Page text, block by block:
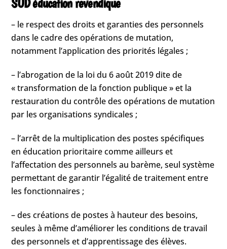
– le respect des droits et garanties des personnels
dans le cadre des opérations de mutation,
notamment l’application des priorités légales ;
– l’abrogation de la loi du 6 août 2019 dite de
« transformation de la fonction publique » et la
restauration du contrôle des opérations de mutation
par les organisations syndicales ;
– l’arrêt de la multiplication des postes spécifiques
en éducation prioritaire comme ailleurs et
l’affectation des personnels au barème, seul système
permettant de garantir l’égalité de traitement entre
les fonctionnaires ;
– des créations de postes à hauteur des besoins,
seules à même d’améliorer les conditions de travail
des personnels et d’apprentissage des élèves.